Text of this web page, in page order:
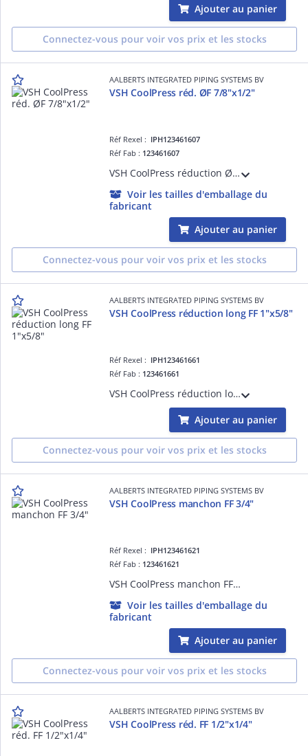
Ajouter au panier
Connectez-vous pour voir vos prix et les stocks
AALBERTS INTEGRATED PIPING SYSTEMS BV
VSH CoolPress réd. ØF 7/8"x1/2"
Réf Rexel : IPH123461607
Réf Fab : 123461607
VSH CoolPress réduction ØF 7/8"x1/2"
Voir les tailles d'emballage du
fabricant
Ajouter au panier
Connectez-vous pour voir vos prix et les stocks
AALBERTS INTEGRATED PIPING SYSTEMS BV
VSH CoolPress réduction long FF 1"x5/8"
Réf Rexel : IPH123461661
Réf Fab : 123461661
VSH CoolPress réduction long FF 1"x5/8"
Ajouter au panier
Connectez-vous pour voir vos prix et les stocks
AALBERTS INTEGRATED PIPING SYSTEMS BV
VSH CoolPress manchon FF 3/4"
Réf Rexel : IPH123461621
Réf Fab : 123461621
VSH CoolPress manchon FF 3/4"
Voir les tailles d'emballage du
fabricant
Ajouter au panier
Connectez-vous pour voir vos prix et les stocks
AALBERTS INTEGRATED PIPING SYSTEMS BV
VSH CoolPress réd. FF 1/2"x1/4"